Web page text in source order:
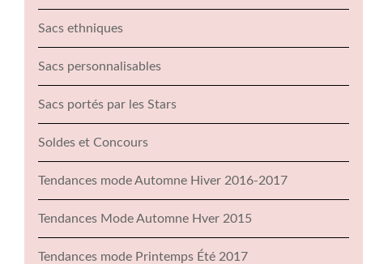
Sacs ethniques
Sacs personnalisables
Sacs portés par les Stars
Soldes et Concours
Tendances mode Automne Hiver 2016-2017
Tendances Mode Automne Hver 2015
Tendances mode Printemps Été 2017